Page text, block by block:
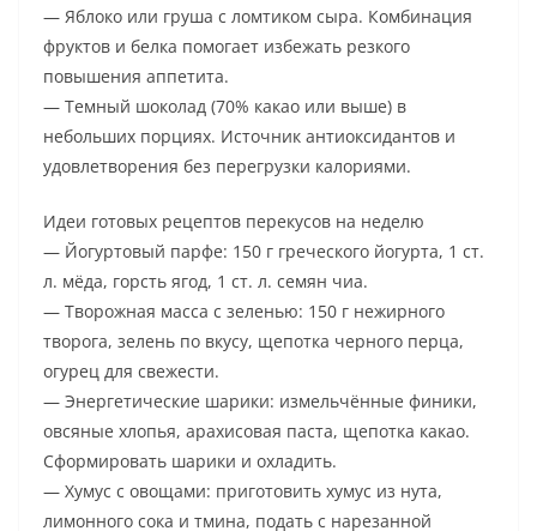
— Яблоко или груша с ломтиком сыра. Комбинация
фруктов и белка помогает избежать резкого
повышения аппетита.
— Темный шоколад (70% какао или выше) в
небольших порциях. Источник антиоксидантов и
удовлетворения без перегрузки калориями.
Идеи готовых рецептов перекусов на неделю
— Йогуртовый парфе: 150 г греческого йогурта, 1 ст.
л. мёда, горсть ягод, 1 ст. л. семян чиа.
— Творожная масса с зеленью: 150 г нежирного
творога, зелень по вкусу, щепотка черного перца,
огурец для свежести.
— Энергетические шарики: измельчённые финики,
овсяные хлопья, арахисовая паста, щепотка какао.
Сформировать шарики и охладить.
— Хумус с овощами: приготовить хумус из нута,
лимонного сока и тмина, подать с нарезанной